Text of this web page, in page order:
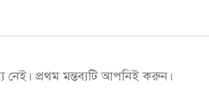
প্রথম মন্তব্যটি আপনিই করুন।